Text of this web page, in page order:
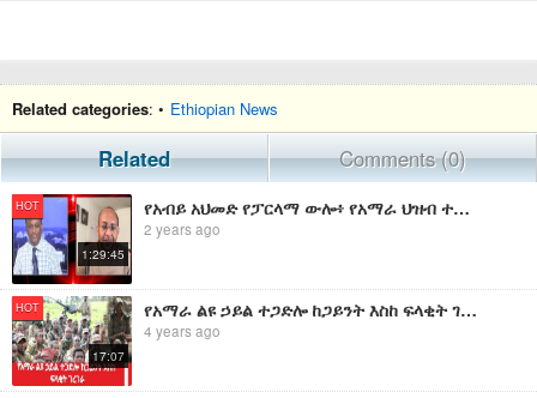
Related categories: • Ethiopian News
Related Comments (0)
HOT
1:29:45
የአብይ አህመድ የፓርላማ ውሎ፥ የአማራ ህዝብ ተጋድሎ፥
2 years ago
HOT
17:07
የአማራ ልዩ ኃይል ተጋድሎ ከጋይንት እስከ ፍላቂት ገረገራ
4 years ago